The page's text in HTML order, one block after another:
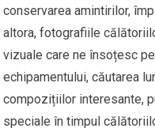
conservarea amintirilor,
altora, fotografiile
vizuale care ne însoțesc
echipamentului, căutarea
compozițiilor interesante,
speciale în timpul